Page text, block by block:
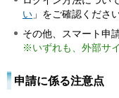
い 」をご確認ください
その他、スマート申
※いずれも、外部サ
申請に係る注意点